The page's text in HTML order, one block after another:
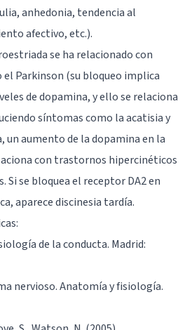
anhedonia, tendencia al
afectivo, etc.).
se ha relacionado con
Parkinson (su bloqueo implica
de dopamina, y ello se relaciona
síntomas como la acatisia y
un aumento de la dopamina en la
con trastornos hipercinéticos
Si se bloquea el receptor DA2 en
aparece discinesia tardía.
de la conducta. Madrid:
nervioso. Anatomía y fisiología.